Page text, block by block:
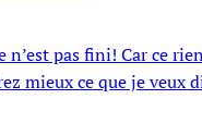
pas fini! Car ce
mieux ce que je veux